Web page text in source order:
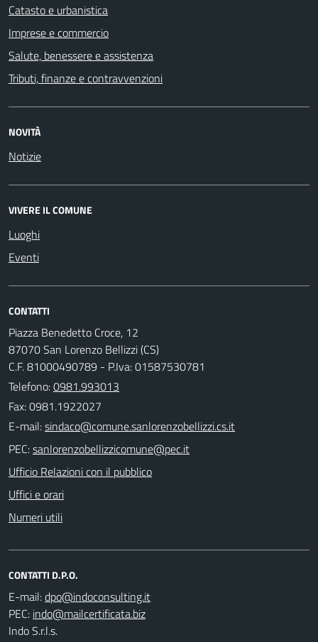
Catasto e urbanistica
Imprese e commercio
Salute, benessere e assistenza
Tributi, finanze e contravvenzioni
NOVITÀ
Notizie
VIVERE IL COMUNE
Luoghi
Eventi
CONTATTI
Piazza Benedetto Croce, 12
87070 San Lorenzo Bellizzi (CS)
C.F. 81000490789 - P.Iva: 01587530781
Telefono:0981.993013
Fax: 0981.1922027
E-mail:
PEC:
Ufficio Relazioni con il pubblico
Uffici e orari
Numeri utili
CONTATTI D.P.O.
E-mail:
PEC:
Indo S.r.l.s.